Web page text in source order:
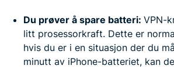
Du prøver å spare batteri: VPN-
litt prosessorkraft. Dette er
hvis du er i en situasjon der du
minutt av iPhone-batteriet, kan